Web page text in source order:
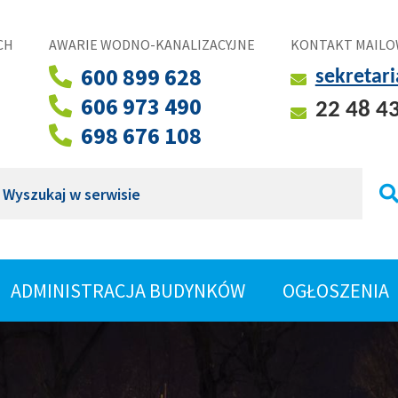
AWARIE WODNO-KANALIZACYJNE
600 899 628
606 973 490
698 676 108
KONTAKT
22 48
ROZWIŃ
ADMINISTRACJA BUDYNKÓW OGŁOSZENIA